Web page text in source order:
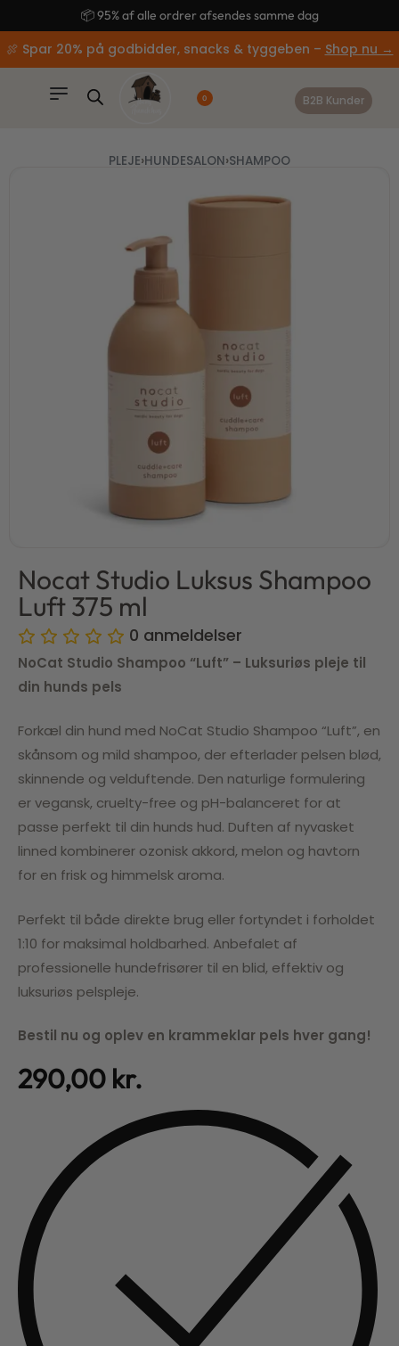
🚚 Gratis fragt ved køb over 499,-
🍖 Spar 20% på godbidder, snacks & tyggeben – Shop nu →
0 B2B Kunder
PLEJE›HUNDESALON›SHAMPOO
Nocat Studio Luksus Shampoo
Luft 375 ml
0 anmeldelser
NoCat Studio Shampoo “Luft” – Luksuriøs pleje til
din hunds pels
Forkæl din hund med NoCat Studio Shampoo “Luft”, en
skånsom og mild shampoo, der efterlader pelsen blød,
skinnende og velduftende. Den naturlige formulering
er vegansk, cruelty-free og pH-balanceret for at
passe perfekt til din hunds hud. Duften af nyvasket
linned kombinerer ozonisk akkord, melon og havtorn
for en frisk og himmelsk aroma.
Perfekt til både direkte brug eller fortyndet i forholdet
1:10 for maksimal holdbarhed. Anbefalet af
professionelle hundefrisører til en blid, effektiv og
luksuriøs pelspleje.
Bestil nu og oplev en krammeklar pels hver gang!
290,00 kr.